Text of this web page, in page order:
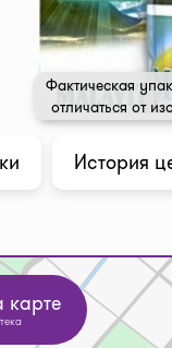
Фактическая
отличаться от
История
карте